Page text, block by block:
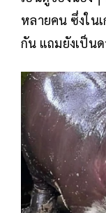
หลายคน ซึ่งใน
กัน แถมยังเป็น